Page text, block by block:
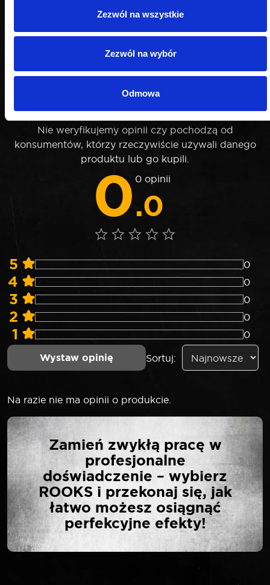
Zezwól na wszystkie
Zezwól na wybór
Odmowa
OPINIE
Nie weryfikujemy opinii czy pochodzą od
konsumentów, którzy rzeczywiście używali danego
produktu lub go kupili.
0.0
0 opinii
5 0
4 0
3 0
2 0
1 0
Wystaw opinię Sortuj:
Na razie nie ma opinii o produkcie.
NAPISZ PIERWSZĄ
OPINIĘ O „ROOKS
ZESTAW KLUCZY
TRZPIENIOWYCH
UDAROWYCH HEX 6-19
MM 1/4″ I 3/8″ SLIM”
Zamień zwykłą pracę w
profesjonalne
doświadczenie – wybierz
ROOKS i przekonaj się, jak
łatwo możesz osiągnąć
perfekcyjne efekty!